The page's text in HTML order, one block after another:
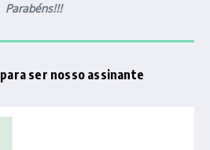
Parabéns!!!
para ser nosso assinante